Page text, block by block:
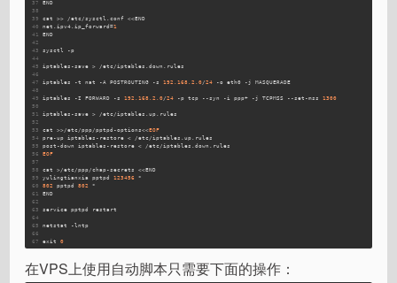
37
38
39
40
41
42
43
44
45
46
47
48
49
50
51
52
53
54
55
56
57
58
59
60
61
62
63
64
65
66
67
END
cat >> /etc/sysctl.conf <<END
net.ipv4.ip_forward=1
END
sysctl -p
iptables-save > /etc/iptables.down.rules
iptables -t nat -A POSTROUTING -s 192.168.2 .0/24 -o eth0 -j MASQUERADE
iptables -I FORWARD -s 192.168.2 .0/24 -p tcp --syn -i ppp+ -j TCPMSS --set-mss 1300
iptables-save > /etc/iptables.up.rules
cat >>/etc/ppp/pptpd-options<<EOF
pre-up iptables-restore < /etc/iptables.up.rules
post-down iptables-restore < /etc/iptables.down.rules
EOF
cat >/etc/ppp/chap-secrets <<END
yulingtianxia pptpd 123456
*
802
pptpd 802
*
END
service pptpd restart
netstat -lntp
exit 0
在VPS上使用自动脚本只需要下面的操作：